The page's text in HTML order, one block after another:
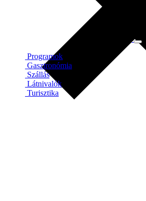
Programok
Gasztronómia
Szállás
Látnivalók
Turisztika